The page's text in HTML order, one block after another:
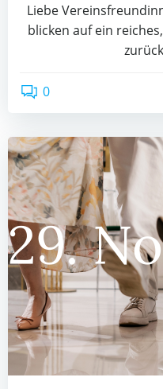
Liebe
blicken auf ein
0